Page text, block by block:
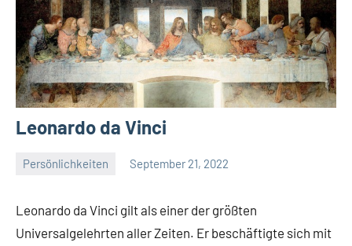
Leonardo da Vinci
Persönlichkeiten September 21, 2022
Leonardo da Vinci gilt als einer der größten
Universalgelehrten aller Zeiten. Er beschäftigte sich mit